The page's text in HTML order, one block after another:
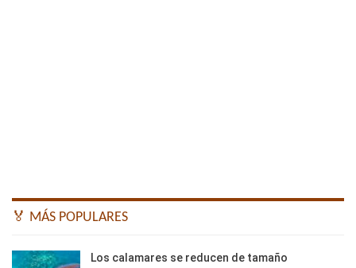
🏅 MÁS POPULARES
Los calamares se reducen de tamaño